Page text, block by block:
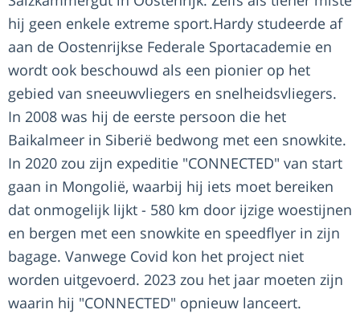
hij geen enkele extreme sport.Hardy studeerde af
aan de Oostenrijkse Federale Sportacademie en
wordt ook beschouwd als een pionier op het
gebied van sneeuwvliegers en snelheidsvliegers.
In 2008 was hij de eerste persoon die het
Baikalmeer in Siberië bedwong met een snowkite.
In 2020 zou zijn expeditie "CONNECTED" van start
gaan in Mongolië, waarbij hij iets moet bereiken
dat onmogelijk lijkt - 580 km door ijzige woestijnen
en bergen met een snowkite en speedflyer in zijn
bagage. Vanwege Covid kon het project niet
worden uitgevoerd. 2023 zou het jaar moeten zijn
waarin hij "CONNECTED" opnieuw lanceert.